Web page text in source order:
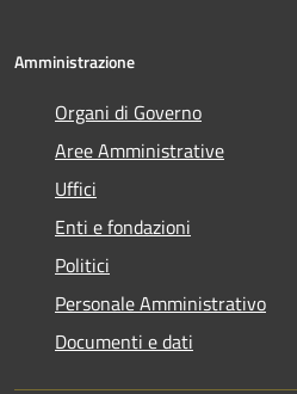
Amministrazione
Organi di Governo
Aree Amministrative
Uffici
Enti e fondazioni
Politici
Personale Amministrativo
Documenti e dati